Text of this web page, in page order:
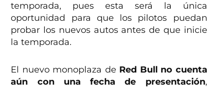
temporada, pues esta será la única
oportunidad para que los pilotos puedan
probar los nuevos autos antes de que inicie
la temporada.
El nuevo monoplaza de Red Bull no cuenta
aún con una fecha de presentación,